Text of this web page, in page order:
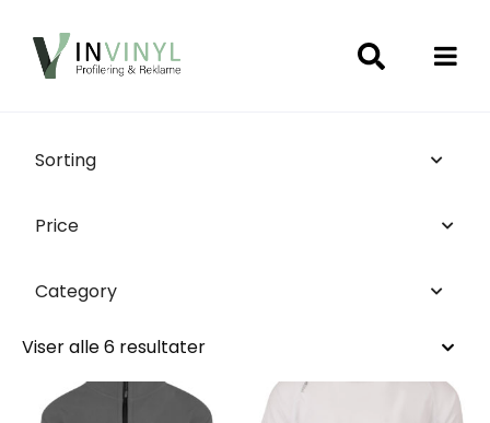
Sorting
Price
Category
Viser alle 6 resultater